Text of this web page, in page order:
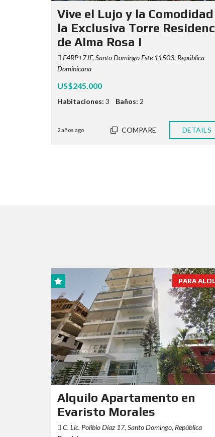
Vive el Lujo y la Comodidad
la Exclusiva Torre
de Alma Rosa I
F4RP+7JF, Santo Domingo Este 11503, República
Dominicana
US$245.000
Habitaciones: 3 Baños: 2
2 años ago COMPARE DETAILS
PARA
Alquilo Apartamento en
Evaristo Morales
C. Lic. Polibio Díaz 17, Santo Domingo, República